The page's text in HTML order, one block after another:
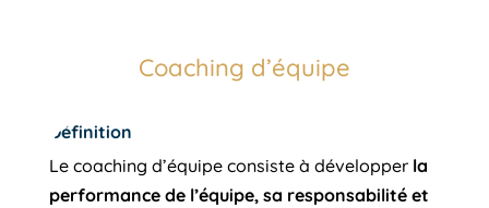
Coaching d’équipe
Définition
Le coaching d’équipe consiste à développer la
performance de l’équipe, sa responsabilité et